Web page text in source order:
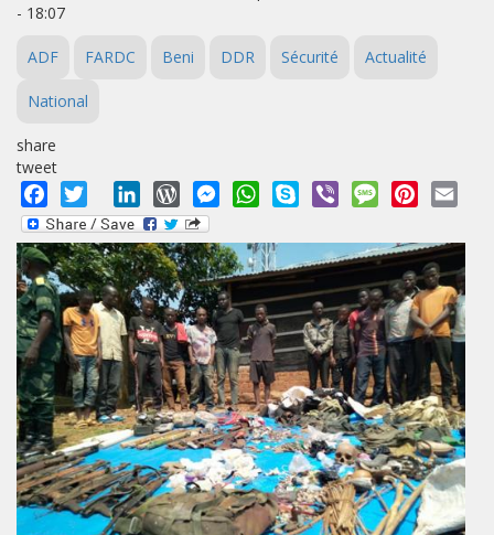
- 18:07
ADF FARDC Beni DDR Sécurité Actualité
National
share
tweet
Facebook
Twitter LinkedInWordPressMessengerWhatsApp
Skype Viber MessagePinterest